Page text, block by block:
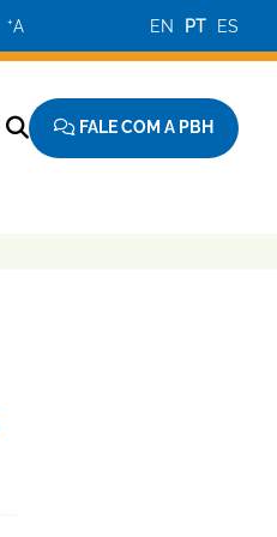
+A EN PT ES
FALE COM A PBH